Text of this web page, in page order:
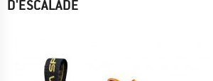
D'ESCALADE